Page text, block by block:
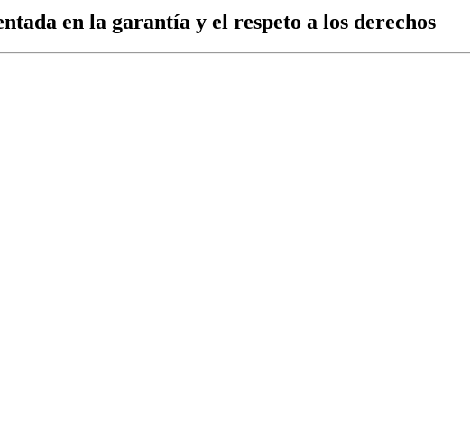
en la garantía y el respeto a los derechos